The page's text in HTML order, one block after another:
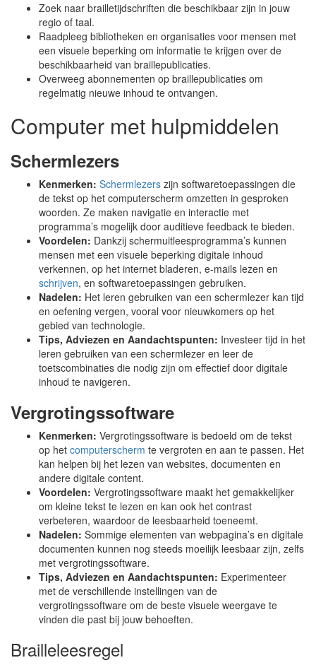
Zoek naar brailletijdschriften die beschikbaar zijn in jouw
regio of taal.
Raadpleeg bibliotheken en organisaties voor mensen met
een visuele beperking om informatie te krijgen over de
beschikbaarheid van braillepublicaties.
Overweeg abonnementen op braillepublicaties om
regelmatig nieuwe inhoud te ontvangen.
Computer met hulpmiddelen
Schermlezers
Kenmerken: Schermlezers zijn softwaretoepassingen die
de tekst op het computerscherm omzetten in gesproken
woorden. Ze maken navigatie en interactie met
programma’s mogelijk door auditieve feedback te bieden.
Voordelen: Dankzij schermuitleesprogramma’s kunnen
mensen met een visuele beperking digitale inhoud
verkennen, op het internet bladeren, e-mails lezen en
schrijven, en softwaretoepassingen gebruiken.
Nadelen: Het leren gebruiken van een schermlezer kan tijd
en oefening vergen, vooral voor nieuwkomers op het
gebied van technologie.
Tips, Adviezen en Aandachtspunten: Investeer tijd in het
leren gebruiken van een schermlezer en leer de
toetscombinaties die nodig zijn om effectief door digitale
inhoud te navigeren.
Vergrotingssoftware
Kenmerken: Vergrotingssoftware is bedoeld om de tekst
op het computerscherm te vergroten en aan te passen. Het
kan helpen bij het lezen van websites, documenten en
andere digitale content.
Voordelen: Vergrotingssoftware maakt het gemakkelijker
om kleine tekst te lezen en kan ook het contrast
verbeteren, waardoor de leesbaarheid toeneemt.
Nadelen: Sommige elementen van webpagina’s en digitale
documenten kunnen nog steeds moeilijk leesbaar zijn, zelfs
met vergrotingssoftware.
Tips, Adviezen en Aandachtspunten: Experimenteer
met de verschillende instellingen van de
vergrotingssoftware om de beste visuele weergave te
vinden die past bij jouw behoeften.
Brailleleesregel